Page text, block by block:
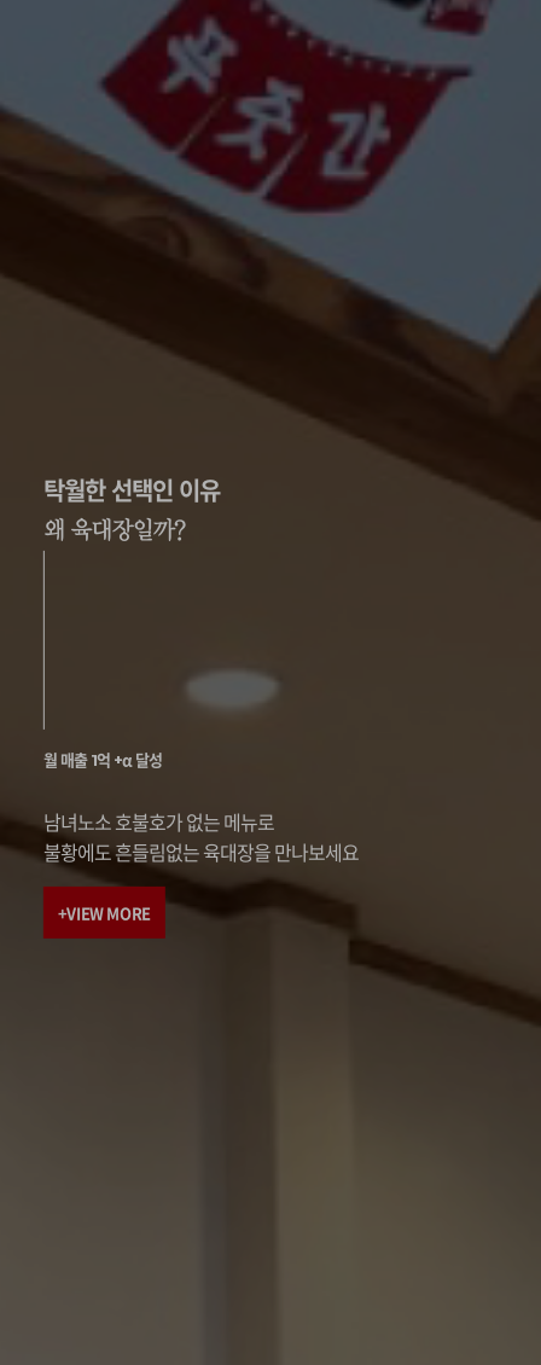
탁월한 선택인 이유
왜 육대장일까?
월 매출 1억 +α 달성
남녀노소 호불호가 없는 메뉴로
불황에도 흔들림없는 육대장을 만나보세요
+VIEW MORE